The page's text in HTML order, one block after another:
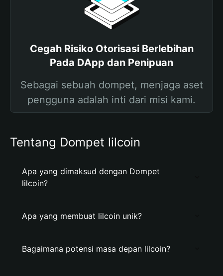
Cegah Risiko Otorisasi Berlebihan
Pada DApp dan Penipuan
Sebagai sebuah dompet, menjaga aset
pengguna adalah inti dari misi kami.
Tentang Dompet lilcoin
Apa yang dimaksud dengan Dompet
lilcoin?
Apa yang membuat lilcoin unik?
Bagaimana potensi masa depan lilcoin?